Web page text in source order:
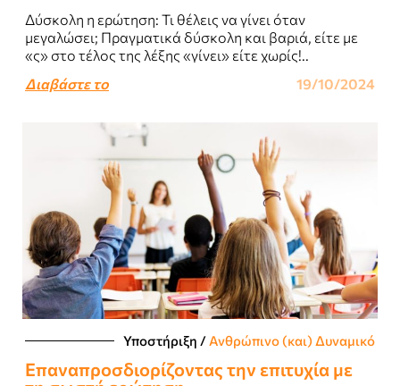
Δύσκολη η ερώτηση: Τι θέλεις να γίνει όταν
μεγαλώσει; Πραγματικά δύσκολη και βαριά, είτε με
«ς» στο τέλος της λέξης «γίνει» είτε χωρίς!..
Διαβάστε το
19/10/2024
Υποστήριξη / Ανθρώπινο (και) Δυναμικό
Επαναπροσδιορίζοντας την επιτυχία με